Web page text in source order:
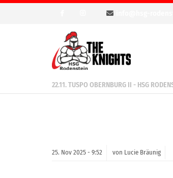
22.11. TUSPO OBERNBURG II - HSG
25. Nov 2025 - 9:52 von Lucie Bräunig